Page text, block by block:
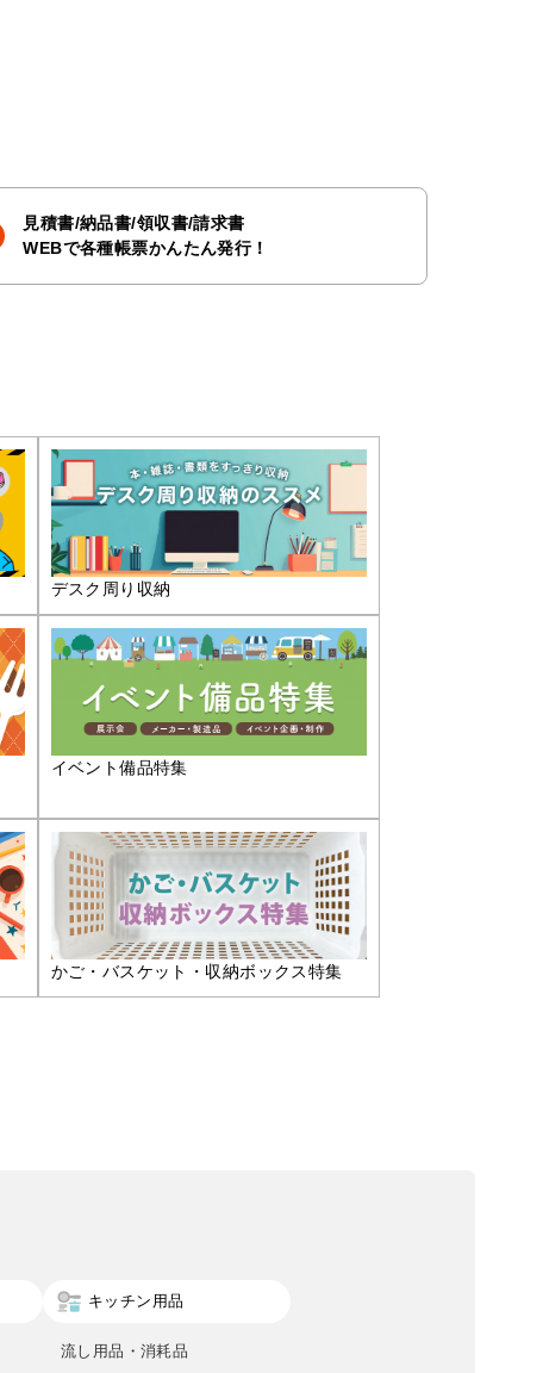
見積書/納品書/領収書/請求書
WEBで各種帳票かんたん発行！
デスク周り収納
イベント備品特集
かご・バスケット・収納ボックス特集
キッチン用品
流し用品・消耗品